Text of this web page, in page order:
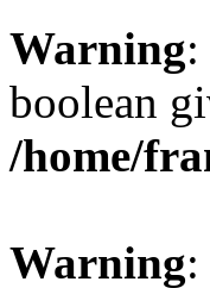
Warning
boolean
/home/
Warning